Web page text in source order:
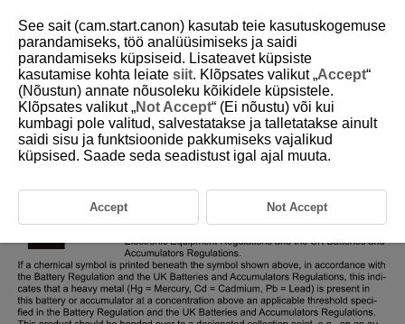
D412-014
Regulations
See sait (cam.start.canon) kasutab teie kasutuskogemuse
parandamiseks, töö analüüsimiseks ja saidi
parandamiseks küpsiseid. Lisateavet küpsiste
kasutamise kohta leiate siit. Klõpsates valikut „Accept“
(Nõustun) annate nõusoleku kõikidele küpsistele.
Klõpsates valikut „Not Accept“ (Ei nõustu) või kui
kumbagi pole valitud, salvestatakse ja talletatakse ainult
saidi sisu ja funktsioonide pakkumiseks vajalikud
küpsised. Saade seda seadistust igal ajal muuta.
Accept Not Accept